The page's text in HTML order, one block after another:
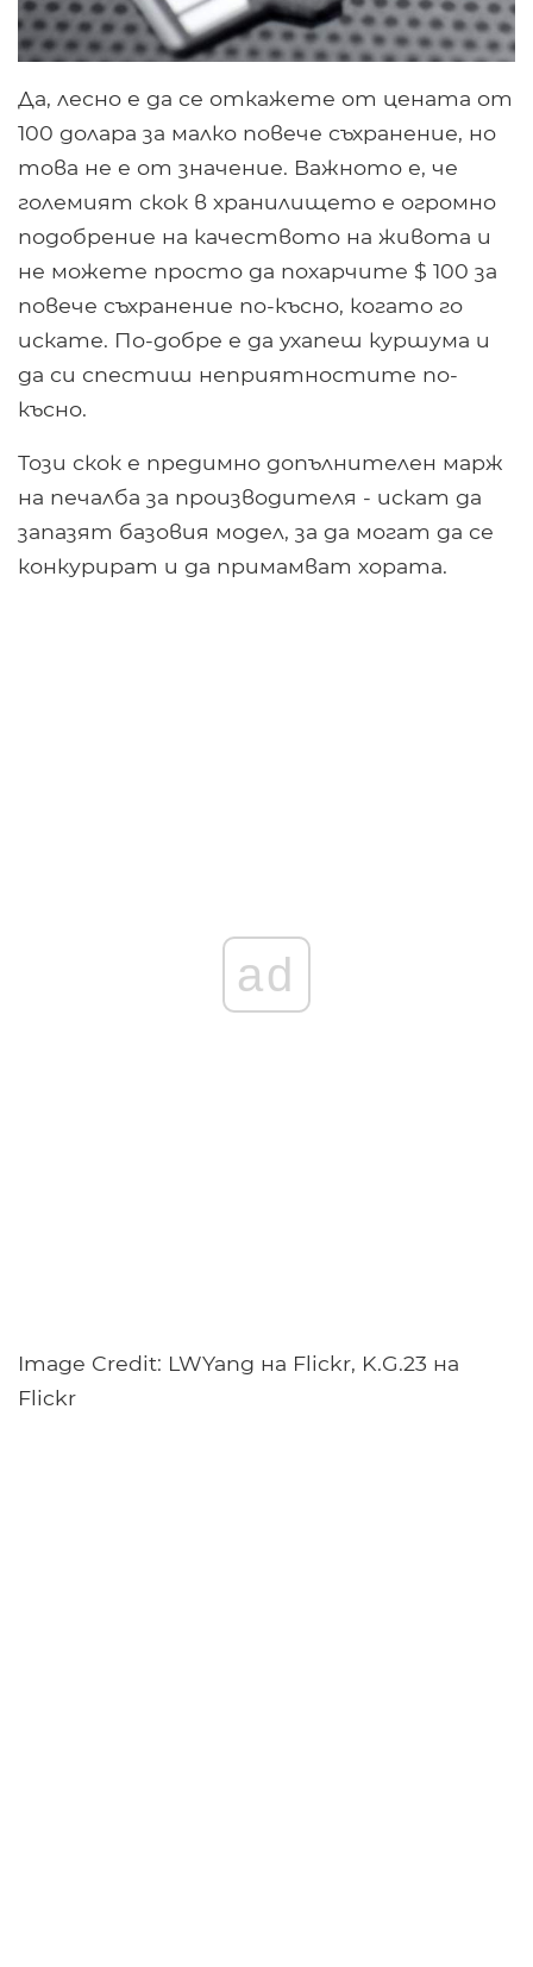
Да, лесно е да се откажете от цената от
100 долара за малко повече съхранение, но
това не е от значение. Важното е, че
големият скок в хранилището е огромно
подобрение на качеството на живота и
не можете просто да похарчите $ 100 за
повече съхранение по-късно, когато го
искате. По-добре е да ухапеш куршума и
да си спестиш неприятностите по-
късно.
Този скок е предимно допълнителен марж
на печалба за производителя - искат да
запазят базовия модел, за да могат да се
конкурират и да примамват хората.
ad
Image Credit: LWYang на Flickr, K.G.23 на
Flickr